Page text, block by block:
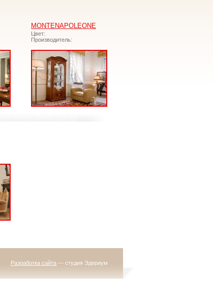
MONTENAPOLEONE
Цвет:
Производитель:
Разработка сайта — студия Эдериум